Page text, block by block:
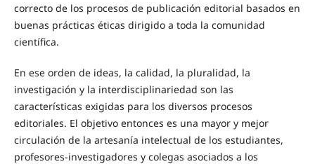
correcto de los procesos de publicación editorial basados en
buenas prácticas éticas dirigido a toda la comunidad
científica.
En ese orden de ideas, la calidad, la pluralidad, la
investigación y la interdisciplinariedad son las
características exigidas para los diversos procesos
editoriales. El objetivo entonces es una mayor y mejor
circulación de la artesanía intelectual de los estudiantes,
profesores-investigadores y colegas asociados a los